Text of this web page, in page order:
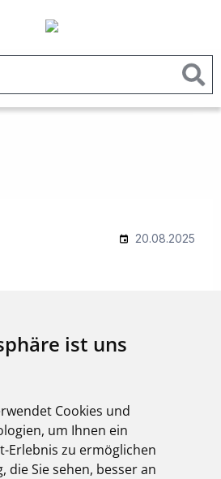
ist uns
Cookies und
um Ihnen ein
Erlebnis zu ermöglichen
die Sie sehen, besser an